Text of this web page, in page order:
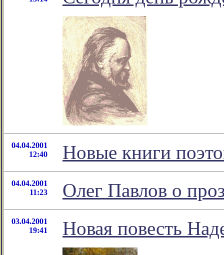
04.04.2001
12:40
Новые книги
04.04.2001
11:23
Олег Павлов о
03.04.2001
19:41
Новая повесть